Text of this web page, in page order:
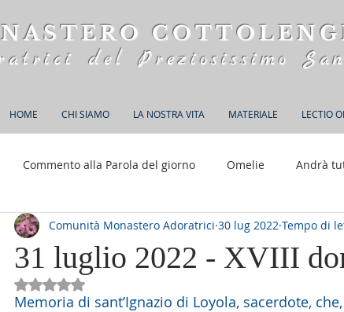
del Preziosissimo
HOME CHI SIAMO LA NOSTRA VITA MATERIALE LECTIO
Commento alla Parola del giorno Omelie Andrà
S. M. della Bellezza 150 anni di Adorazione
31 luglio 2022 - XVIII
Comunità Monastero Adoratrici 30 lug 2022 Tempo di
Valutazione NaN stelle su 5.
Memoria di sant’Ignazio di Loyola, sacerdote,